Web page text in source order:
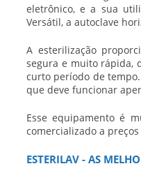
eletrônico, e a sua
Versátil, a autoclave
A esterilização
segura e muito rápida,
curto período de
que deve funcionar
Esse equipamento é
comercializado a
ESTERILAV - AS